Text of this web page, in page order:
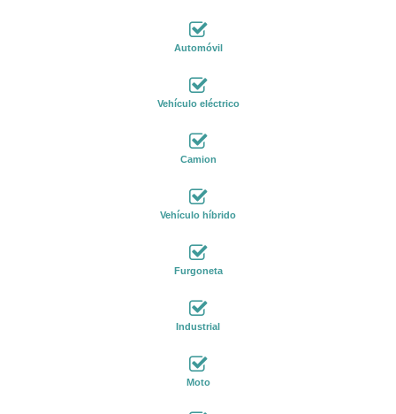
Automóvil
Vehículo eléctrico
Camion
Vehículo híbrido
Furgoneta
Industrial
Moto